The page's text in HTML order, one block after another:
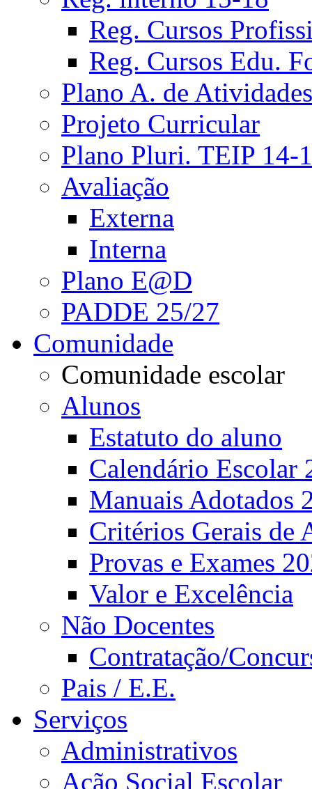
Reg. Cursos
Reg. Cursos Edu.
Plano A. de Atividades
Projeto Curricular
Plano Pluri. TEIP 14-
Avaliação
Externa
Interna
Plano E@D
PADDE 25/27
Comunidade
Comunidade escolar
Alunos
Estatuto do aluno
Calendário Escolar
Manuais Adotados
Critérios Gerais de
Provas e Exames
Valor e Excelência
Não Docentes
Contratação/
Pais / E.E.
Serviços
Administrativos
Ação Social Escolar